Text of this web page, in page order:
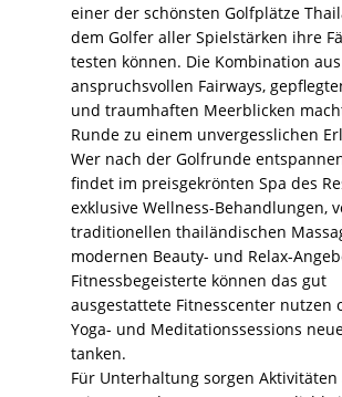
einer der schönsten Golfplätze
dem Golfer aller Spielstärken ihre
testen können. Die Kombination aus
anspruchsvollen Fairways,
und traumhaften Meerblicken
Runde zu einem unvergesslichen
Wer nach der Golfrunde
findet im preisgekrönten Spa des
exklusive Wellness-Behandlungen,
traditionellen thailändischen
modernen Beauty- und Relax-
Fitnessbegeisterte können das gut
ausgestattete Fitnesscenter nutzen
Yoga- und Meditationssessions
tanken.
Für Unterhaltung sorgen Aktivitäten